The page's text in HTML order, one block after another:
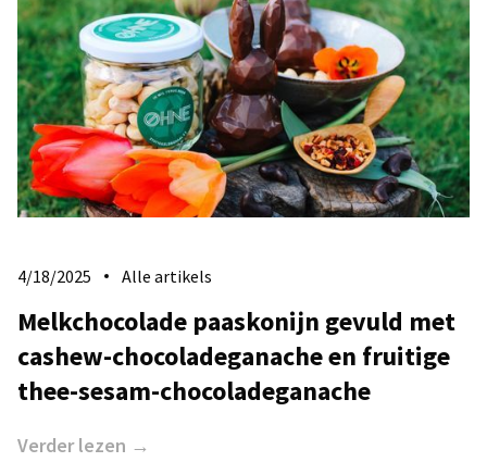
4/18/2025 Alle artikels
Melkchocolade paaskonijn gevuld met
cashew-chocoladeganache en fruitige
thee-sesam-chocoladeganache
Verder lezen →